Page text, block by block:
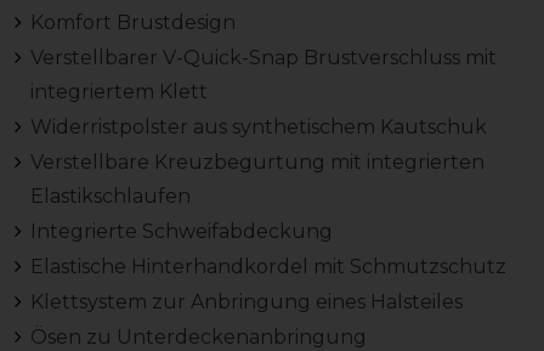
Komfort Brustdesign
Verstellbarer V-Quick-Snap Brustverschluss mit
integriertem Klett
Widerristpolster aus synthetischem Kautschuk
Verstellbare Kreuzbegurtung mit integrierten
Elastikschlaufen
Integrierte Schweifabdeckung
Elastische Hinterhandkordel mit Schmutzschutz
Klettsystem zur Anbringung eines Halsteiles
Ösen zu Unterdeckenanbringung